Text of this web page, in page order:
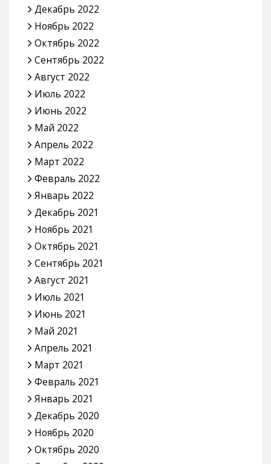
Декабрь 2022
Ноябрь 2022
Октябрь 2022
Сентябрь 2022
Август 2022
Июль 2022
Июнь 2022
Май 2022
Апрель 2022
Март 2022
Февраль 2022
Январь 2022
Декабрь 2021
Ноябрь 2021
Октябрь 2021
Сентябрь 2021
Август 2021
Июль 2021
Июнь 2021
Май 2021
Апрель 2021
Март 2021
Февраль 2021
Январь 2021
Декабрь 2020
Ноябрь 2020
Октябрь 2020